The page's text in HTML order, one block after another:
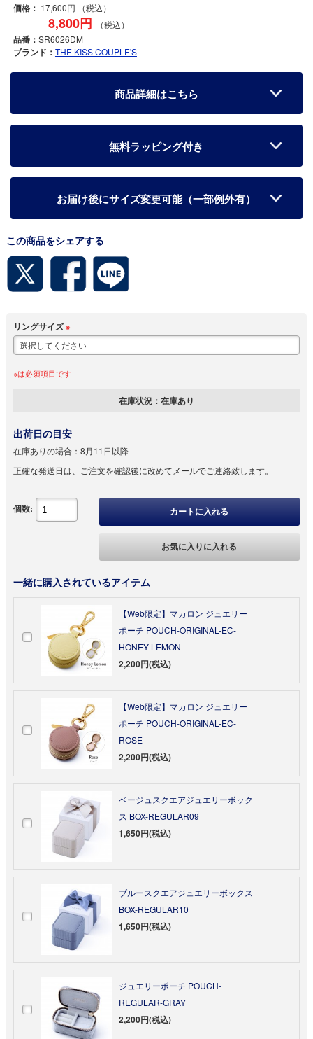
価格： 17,600円（税込）
8,800円 （税込）
品番： SR6026DM
ブランド： THE KISS COUPLE'S
商品詳細はこちら
無料ラッピング付き
お届け後にサイズ変更可能（一部例外有）
この商品をシェアする
リングサイズ※
※は必須項目です
在庫状況： 在庫あり
出荷日の目安
在庫ありの場合： 8月11日以降
正確な発送日は、ご注文を確認後に改めてメールでご連絡致します。
個数: カートに入れる
お気に入りに入れる
一緒に購入されているアイテム
【Web限定】マカロン ジュエリー
ポーチ POUCH-ORIGINAL-EC-
HONEY-LEMON
2,200円(税込)
【Web限定】マカロン ジュエリー
ポーチ POUCH-ORIGINAL-EC-
ROSE
2,200円(税込)
ベージュスクエアジュエリーボック
ス BOX-REGULAR09
1,650円(税込)
ブルースクエアジュエリーボックス
BOX-REGULAR10
1,650円(税込)
ジュエリーポーチ POUCH-
REGULAR-GRAY
2,200円(税込)